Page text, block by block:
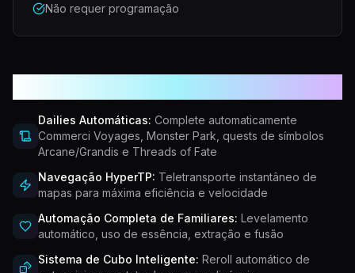
Não requer programação
Dailies Automáticas: Complete automaticamente
Commerci Voyages, Monster Park, quests de símbolos
Arcane/Grandis e Threads of Fate
Navegação HyperTP: Teletransporte instantâneo de
mapas para máxima eficiência e velocidade
Automação Completa de Familiares: Levelamento
automático, uso de essência, extração e fusão
Sistema de Cubo Inteligente: Reroll automático de